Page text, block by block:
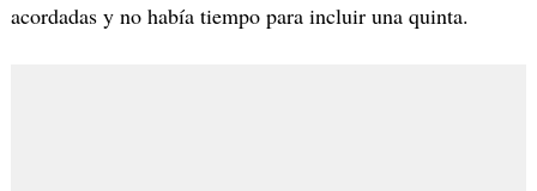
acordadas y no había tiempo para incluir una quinta.